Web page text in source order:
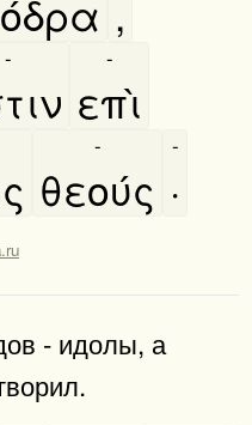
,
-
επὶ
-
θεούς
-
·
-
- идолы, а